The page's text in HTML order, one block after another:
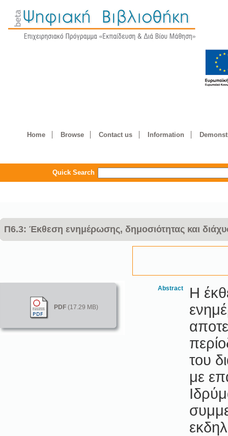
Home Browse Contact us Information
Quick Search
Π6.3: Έκθεση ενημέρωσης, δημοσιότητας και
PDF (17.29 MB)
Abstract
Η
του
με